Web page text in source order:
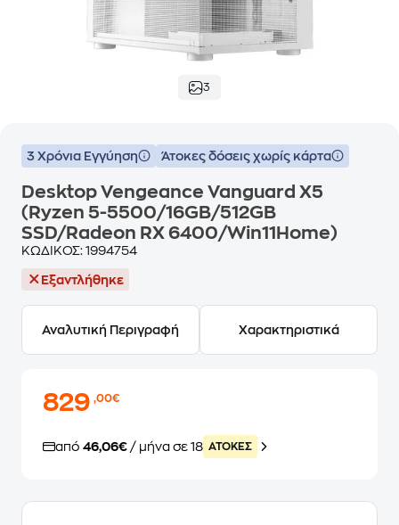
3
3 Χρόνια Εγγύηση Άτοκες δόσεις χωρίς κάρτα
Desktop Vengeance Vanguard X5
(Ryzen 5-5500/16GB/512GB
SSD/Radeon RX 6400/Win11Home)
ΚΩΔΙΚΟΣ: 1994754
Εξαντλήθηκε
Αναλυτική Περιγραφή Χαρακτηριστικά
829,00€
από 46,06€ / μήνα σε 18 ATOKEΣ